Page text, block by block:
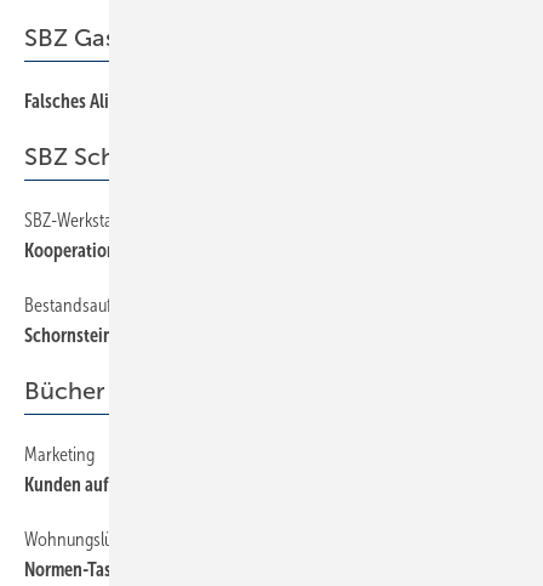
SBZ Gastkommentar
Falsches Alibi und richtige Alternativen
SBZ Schwerpunkt
SBZ-Werkstattgespräch mit dem Schornsteinfegerhandwerk
Kooperation statt Konfrontation
Bestandsaufnahme
Schornsteinfeger — Handwerk im Wandel
Bücher + Medien
Marketing
Kunden auf der Flucht?
Wohnungslüftung
Normen-Taschenbuch Wohungslüftung